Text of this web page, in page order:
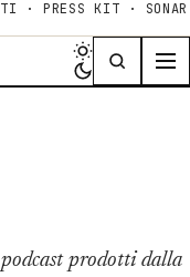
· PRESS KIT · SONAR
podcast prodotti dalla